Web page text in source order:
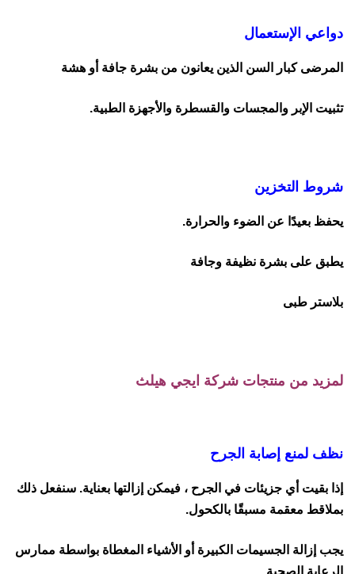
دواعي الإستعمال
المرضى كبار السن الذين يعانون من بشرة جافة أو هشة
تثبيت الإبر والمجسات والقسطرة والأجهزة الطبية.
شروط التخزين
يحفظ بعيدًا عن الضوء والحرارة.
يطبق على بشرة نظيفة وجافة
بلاستر طبى
لمزيد من منتجات شركة ايجي هيلث
نظف لمنع إصابة الجرح
إذا بقيت أي جزيئات في الجرح ، فيمكن إزالتها بعناية. سنفعل ذلك
بملاقط معقمة مسبقًا بالكحول.
يجب إزالة الجسيمات الكبيرة أو الأشياء المغطاة بواسطة ممارس
الرعاية الصحية.